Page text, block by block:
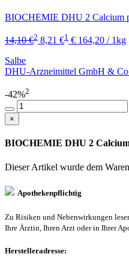
BIOCHEMIE DHU 2 Calcium
14,10 €2 8,21 €1 € 164,20 / 1kg
Salbe
DHU-Arzneimittel GmbH &
-42%2
×
BIOCHEMIE DHU 2
Dieser Artikel wurde dem
Apothekenpflichtig
Zu Risiken und Nebenwirkungen
Ihre Ärztin, Ihren Arzt oder in Ihrer
Herstelleradresse: